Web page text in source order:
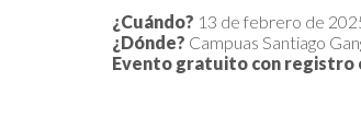
¿Cuándo? 13 de febrero de
¿Dónde? Campuas Santiago
Evento gratuito con registro